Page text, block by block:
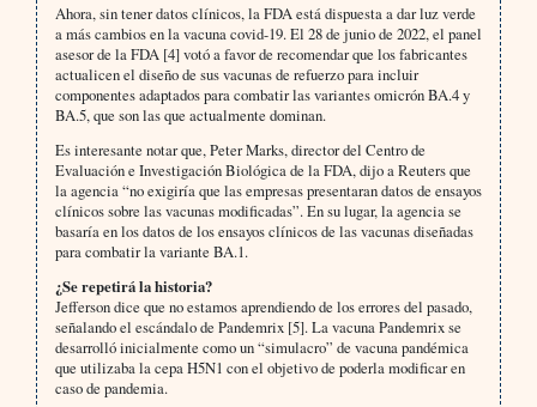
Ahora, sin tener datos clínicos, la FDA está dispuesta a dar luz verde
a más cambios en la vacuna covid-19. El 28 de junio de 2022, el panel
asesor de la FDA [4] votó a favor de recomendar que los fabricantes
actualicen el diseño de sus vacunas de refuerzo para incluir
componentes adaptados para combatir las variantes omicrón BA.4 y
BA.5, que son las que actualmente dominan.
Es interesante notar que, Peter Marks, director del Centro de
Evaluación e Investigación Biológica de la FDA, dijo a Reuters que
la agencia “no exigiría que las empresas presentaran datos de ensayos
clínicos sobre las vacunas modificadas”. En su lugar, la agencia se
basaría en los datos de los ensayos clínicos de las vacunas diseñadas
para combatir la variante BA.1.
¿Se repetirá la historia?
Jefferson dice que no estamos aprendiendo de los errores del pasado,
señalando el escándalo de Pandemrix [5]. La vacuna Pandemrix se
desarrolló inicialmente como un “simulacro” de vacuna pandémica
que utilizaba la cepa H5N1 con el objetivo de poderla modificar en
caso de pandemia.